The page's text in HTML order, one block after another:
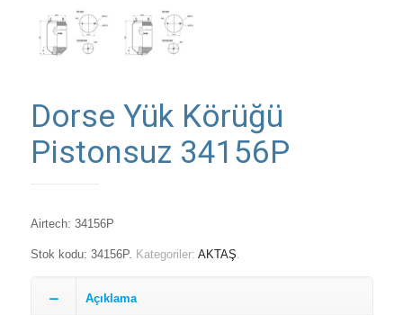
Dorse Yük Körüğü
Pistonsuz 34156P
Airtech: 34156P
Stok kodu: 34156P. Kategoriler: AKTAŞ.
Açıklama